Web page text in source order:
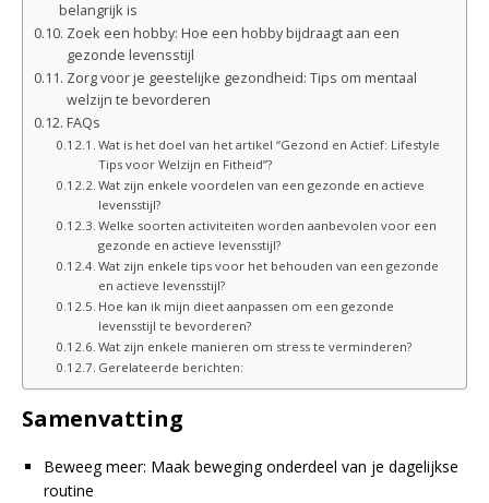
belangrijk is
Zoek een hobby: Hoe een hobby bijdraagt aan een
gezonde levensstijl
Zorg voor je geestelijke gezondheid: Tips om mentaal
welzijn te bevorderen
FAQs
Wat is het doel van het artikel “Gezond en Actief: Lifestyle
Tips voor Welzijn en Fitheid”?
Wat zijn enkele voordelen van een gezonde en actieve
levensstijl?
Welke soorten activiteiten worden aanbevolen voor een
gezonde en actieve levensstijl?
Wat zijn enkele tips voor het behouden van een gezonde
en actieve levensstijl?
Hoe kan ik mijn dieet aanpassen om een gezonde
levensstijl te bevorderen?
Wat zijn enkele manieren om stress te verminderen?
Gerelateerde berichten:
Samenvatting
Beweeg meer: Maak beweging onderdeel van je dagelijkse
routine